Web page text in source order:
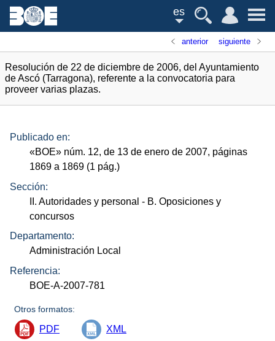
es
anterior siguiente
Resolución de 22 de diciembre de 2006, del Ayuntamiento
de Ascó (Tarragona), referente a la convocatoria para
proveer varias plazas.
Publicado en:
«BOE» núm. 12, de 13 de enero de 2007, páginas
1869 a 1869 (1 pág.)
Sección:
II. Autoridades y personal - B. Oposiciones y
concursos
Departamento:
Administración Local
Referencia:
BOE-A-2007-781
Otros formatos:
PDF XML